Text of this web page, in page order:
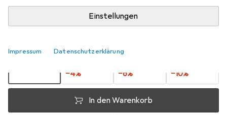
Einstellungen
Impressum Datenschutzerklärung
Lieferort angeben für genaue Lieferzeit
EUR
14,88
EUR
14,25
−4%
EUR
13,93
−6% −10%
In den Warenkorb